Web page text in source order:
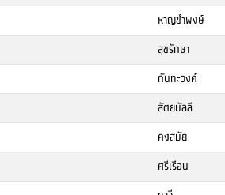
หาญขำพงษ์
สุขรักษา
กันทะวงค์
สัตยมัลลี
คงสมัย
ศรีเรือน